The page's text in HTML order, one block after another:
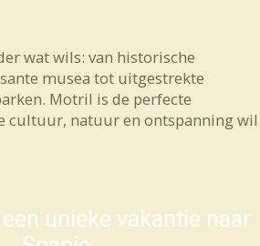
wat wils: van historische
musea tot uitgestrekte
Motril is de perfecte
cultuur, natuur en ontspanning wil
unieke vakantie naar